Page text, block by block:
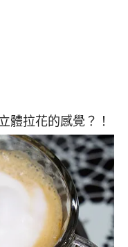
體拉花的感覺？！